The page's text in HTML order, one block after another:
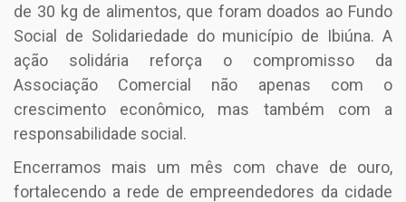
de 30 kg de alimentos, que foram doados ao Fundo
Social de Solidariedade do município de Ibiúna. A
ação solidária reforça o compromisso da
Associação Comercial não apenas com o
crescimento econômico, mas também com a
responsabilidade social.
Encerramos mais um mês com chave de ouro,
fortalecendo a rede de empreendedores da cidade